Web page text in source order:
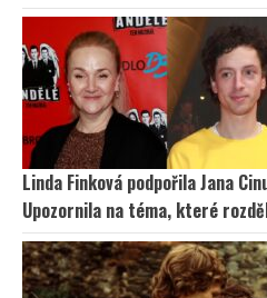
Linda Finková podpořila Jana
Upozornila na téma, které